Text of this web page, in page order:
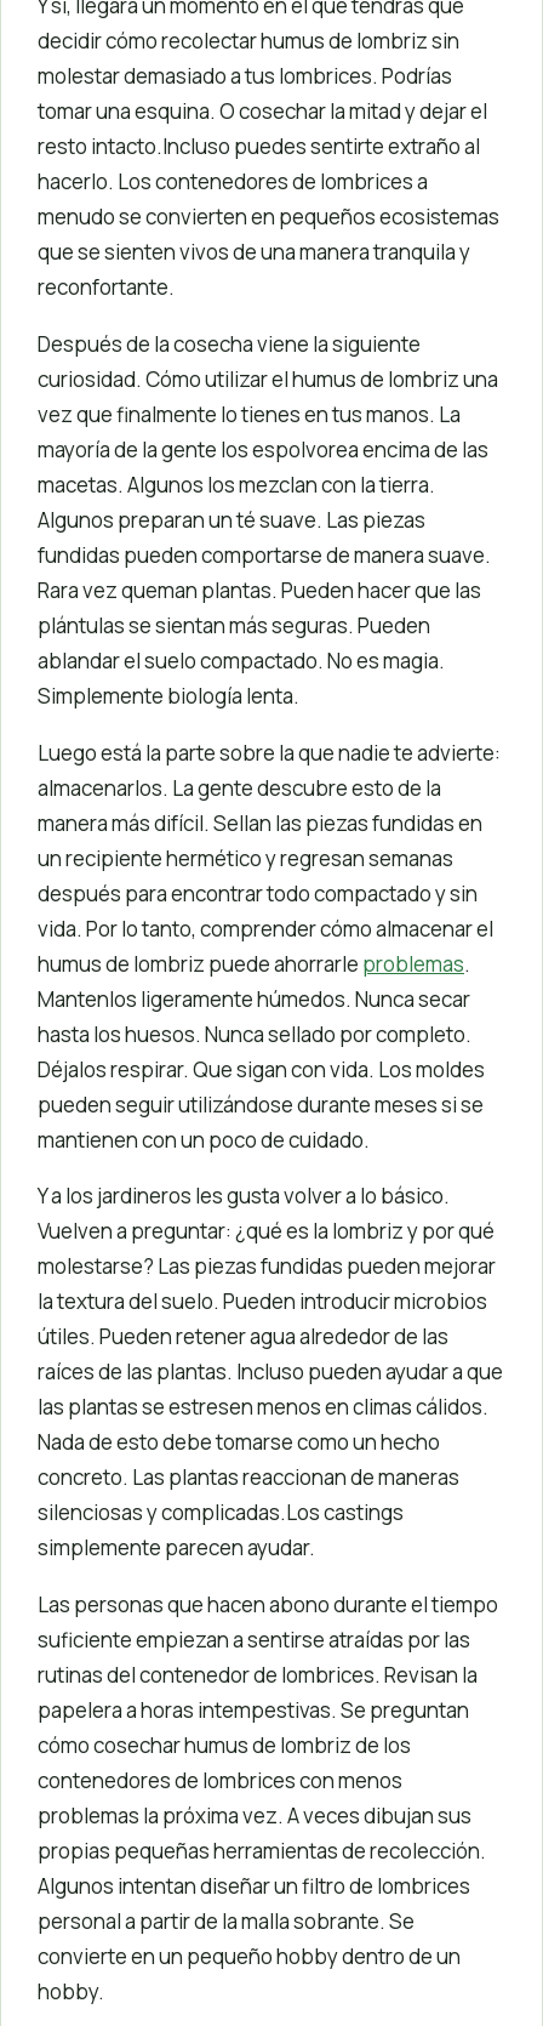
decidir cómo recolectar humus de lombriz sin
molestar demasiado a tus lombrices. Podrías
tomar una esquina. O cosechar la mitad y dejar el
resto intacto.Incluso puedes sentirte extraño al
hacerlo. Los contenedores de lombrices a
menudo se convierten en pequeños ecosistemas
que se sienten vivos de una manera tranquila y
reconfortante.
Después de la cosecha viene la siguiente
curiosidad. Cómo utilizar el humus de lombriz una
vez que finalmente lo tienes en tus manos. La
mayoría de la gente los espolvorea encima de las
macetas. Algunos los mezclan con la tierra.
Algunos preparan un té suave. Las piezas
fundidas pueden comportarse de manera suave.
Rara vez queman plantas. Pueden hacer que las
plántulas se sientan más seguras. Pueden
ablandar el suelo compactado. No es magia.
Simplemente biología lenta.
Luego está la parte sobre la que nadie te advierte:
almacenarlos. La gente descubre esto de la
manera más difícil. Sellan las piezas fundidas en
un recipiente hermético y regresan semanas
después para encontrar todo compactado y sin
vida. Por lo tanto, comprender cómo almacenar el
humus de lombriz puede ahorrarle problemas.
Mantenlos ligeramente húmedos. Nunca secar
hasta los huesos. Nunca sellado por completo.
Déjalos respirar. Que sigan con vida. Los moldes
pueden seguir utilizándose durante meses si se
mantienen con un poco de cuidado.
Y a los jardineros les gusta volver a lo básico.
Vuelven a preguntar: ¿qué es la lombriz y por qué
molestarse? Las piezas fundidas pueden mejorar
la textura del suelo. Pueden introducir microbios
útiles. Pueden retener agua alrededor de las
raíces de las plantas. Incluso pueden ayudar a que
las plantas se estresen menos en climas cálidos.
Nada de esto debe tomarse como un hecho
concreto. Las plantas reaccionan de maneras
silenciosas y complicadas.Los castings
simplemente parecen ayudar.
Las personas que hacen abono durante el tiempo
suficiente empiezan a sentirse atraídas por las
rutinas del contenedor de lombrices. Revisan la
papelera a horas intempestivas. Se preguntan
cómo cosechar humus de lombriz de los
contenedores de lombrices con menos
problemas la próxima vez. A veces dibujan sus
propias pequeñas herramientas de recolección.
Algunos intentan diseñar un filtro de lombrices
personal a partir de la malla sobrante. Se
convierte en un pequeño hobby dentro de un
hobby.